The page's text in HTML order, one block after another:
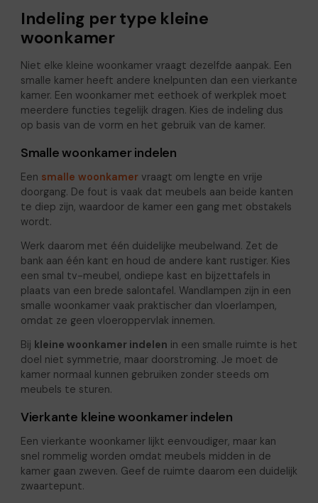
Indeling per type kleine
woonkamer
Niet elke kleine woonkamer vraagt dezelfde aanpak. Een
smalle kamer heeft andere knelpunten dan een vierkante
kamer. Een woonkamer met eethoek of werkplek moet
meerdere functies tegelijk dragen. Kies de indeling dus
op basis van de vorm en het gebruik van de kamer.
Smalle woonkamer indelen
Een smalle woonkamervraagt om lengte en vrije
doorgang. De fout is vaak dat meubels aan beide kanten
te diep zijn, waardoor de kamer een gang met obstakels
wordt.
Werk daarom met één duidelijke meubelwand. Zet de
bank aan één kant en houd de andere kant rustiger. Kies
een smal tv-meubel, ondiepe kast en bijzettafels in
plaats van een brede salontafel. Wandlampen zijn in een
smalle woonkamer vaak praktischer dan vloerlampen,
omdat ze geen vloeroppervlak innemen.
Bij kleine woonkamer indelen in een smalle ruimte is het
doel niet symmetrie, maar doorstroming. Je moet de
kamer normaal kunnen gebruiken zonder steeds om
meubels te sturen.
Vierkante kleine woonkamer indelen
Een vierkante woonkamer lijkt eenvoudiger, maar kan
snel rommelig worden omdat meubels midden in de
kamer gaan zweven. Geef de ruimte daarom een duidelijk
zwaartepunt.